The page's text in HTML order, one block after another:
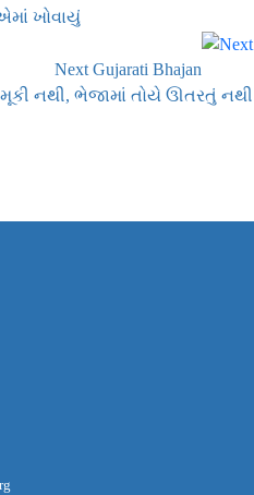
ખોવાયું
Next Gujarati Bhajan
નથી, ભેજામાં તોયે ઊતરતું નથી